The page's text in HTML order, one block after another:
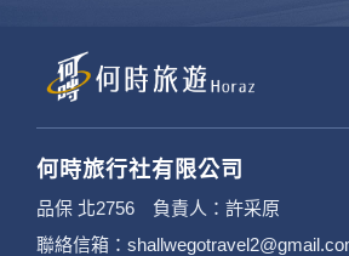
何時旅行社有限公司
品保 北2756 負責人：許采原
聯絡信箱：